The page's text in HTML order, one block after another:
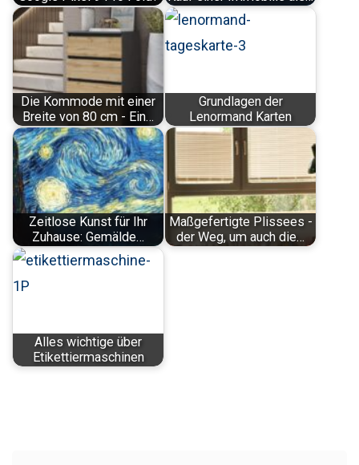
Die Kommode mit einer
Breite von 80 cm - Ein…
Grundlagen der
Lenormand Karten
Zeitlose Kunst für Ihr
Zuhause: Gemälde…
Maßgefertigte Plissees -
der Weg, um auch die…
Alles wichtige über
Etikettiermaschinen